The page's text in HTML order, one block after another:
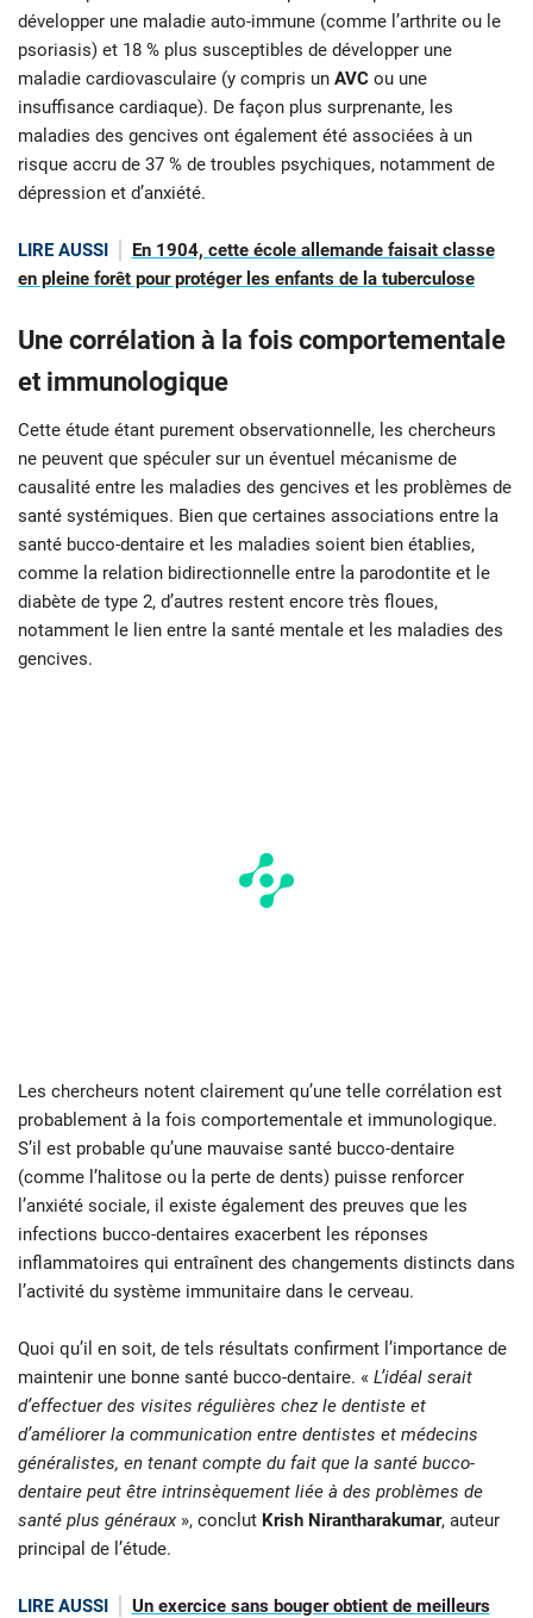
développer une maladie auto-immune (comme l’arthrite ou le
psoriasis) et 18 % plus susceptibles de développer une
maladie cardiovasculaire (y compris un AVC ou une
insuffisance cardiaque). De façon plus surprenante, les
maladies des gencives ont également été associées à un
risque accru de 37 % de troubles psychiques, notamment de
dépression et d’anxiété.
LIRE AUSSI
En 1904, cette école allemande faisait classe
en pleine forêt pour protéger les enfants de la tuberculose
Une corrélation à la fois comportementale
et immunologique
Cette étude étant purement observationnelle, les chercheurs
ne peuvent que spéculer sur un éventuel mécanisme de
causalité entre les maladies des gencives et les problèmes de
santé systémiques. Bien que certaines associations entre la
santé bucco-dentaire et les maladies soient bien établies,
comme la relation bidirectionnelle entre la parodontite et le
diabète de type 2, d’autres restent encore très floues,
notamment le lien entre la santé mentale et les maladies des
gencives.
Les chercheurs notent clairement qu’une telle corrélation est
probablement à la fois comportementale et immunologique.
S’il est probable qu’une mauvaise santé bucco-dentaire
(comme l’halitose ou la perte de dents) puisse renforcer
l’anxiété sociale, il existe également des preuves que les
infections bucco-dentaires exacerbent les réponses
inflammatoires qui entraînent des changements distincts dans
l’activité du système immunitaire dans le cerveau.
Quoi qu’il en soit, de tels résultats confirment l’importance de
maintenir une bonne santé bucco-dentaire. « L’idéal serait
d’effectuer des visites régulières chez le dentiste et
d’améliorer la communication entre dentistes et médecins
généralistes, en tenant compte du fait que la santé bucco-
dentaire peut être intrinsèquement liée à des problèmes de
santé plus généraux », conclut Krish Nirantharakumar, auteur
principal de l’étude.
LIRE AUSSI
Un exercice sans bouger obtient de meilleurs